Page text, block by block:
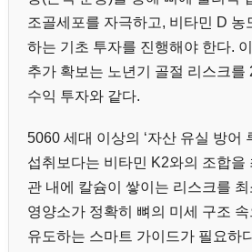
조골세포를 자극하고, 비타민 D 농
하는 기초 투자를 진행해야 한다.
추가 확보는 노년기 골절 리스크를
수익 투자와 같다.
5060 세대 이상의 ‘자산 유실 방어
섭취보다는 비타민 K2와의 조합을
관 내에 칼슘이 쌓이는 리스크를
영양소가 정확히 뼈의 미세 구조
유도하는 스마트 가이드가 필요하